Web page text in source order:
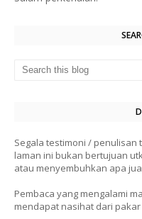
Segala testimoni / penulisan
laman ini bukan bertujuan
atau menyembuhkan apa
Pembaca yang mengalami
mendapat nasihat dari